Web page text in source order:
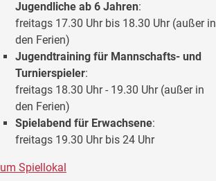
Jugendliche ab 6 Jahren:
freitags 17.30 Uhr bis 18.30 Uhr (außer in
den Ferien)
Jugendtraining für Mannschafts- und
Turnierspieler:
freitags 18.30 Uhr - 19.30 Uhr (außer in
den Ferien)
Spielabend für Erwachsene:
freitags 19.30 Uhr bis 24 Uhr
Spiellokal